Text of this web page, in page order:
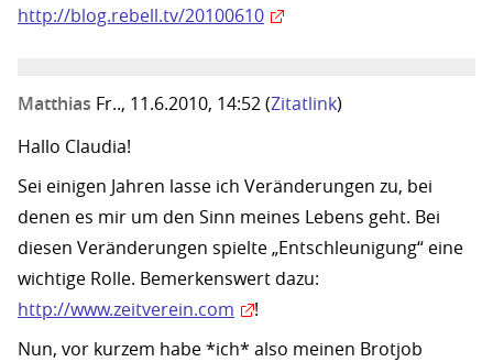
http://blog.rebell.tv/20100610
Matthias Fr.., 11.6.2010, 14:52 (Zitatlink)
Hallo Claudia!
Sei einigen Jahren lasse ich Veränderungen zu, bei
denen es mir um den Sinn meines Lebens geht. Bei
diesen Veränderungen spielte „Entschleunigung“ eine
wichtige Rolle. Bemerkenswert dazu:
http://www.zeitverein.com
!
Nun, vor kurzem habe *ich* also meinen Brotjob